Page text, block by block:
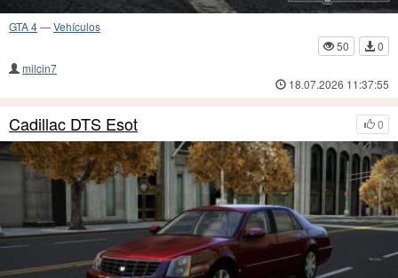
GTA 4—Vehículos
50
0
milcin7
18.07.2026 11:37:55
0
Cadillac DTS Esot